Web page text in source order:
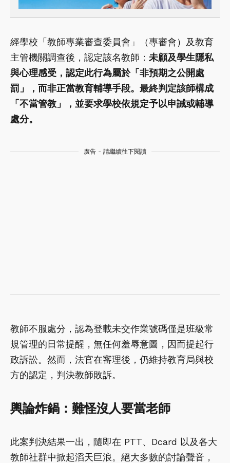
經學校「教師專業審查委員會」（專審會）及教育
主管機關調查後，認定該名教師： 未顧及學生隱私
與心理感受，認定此行為屬於「非預期之公開處
罰」，而非正當教育輔導手段。最終判定該師構成
「不當管教」，並要求學校依規定予以申誡或輔導
處分。
廣告 - 請繼續往下閱讀
教師不服處分，認為登載未交作業號碼僅是班級常
規管理的日常提醒，無任何羞辱意圖，因而提起行
政訴訟。然而，法官在審理後，仍維持教育局與校
方的認定，判決教師敗訴。
輿論炸鍋：難怪沒人要當老師
此案判決結果一出，隨即在 PTT、Dcard 以及各大
教師社群中掀起滔天巨浪。絕大多數的討論聲音，